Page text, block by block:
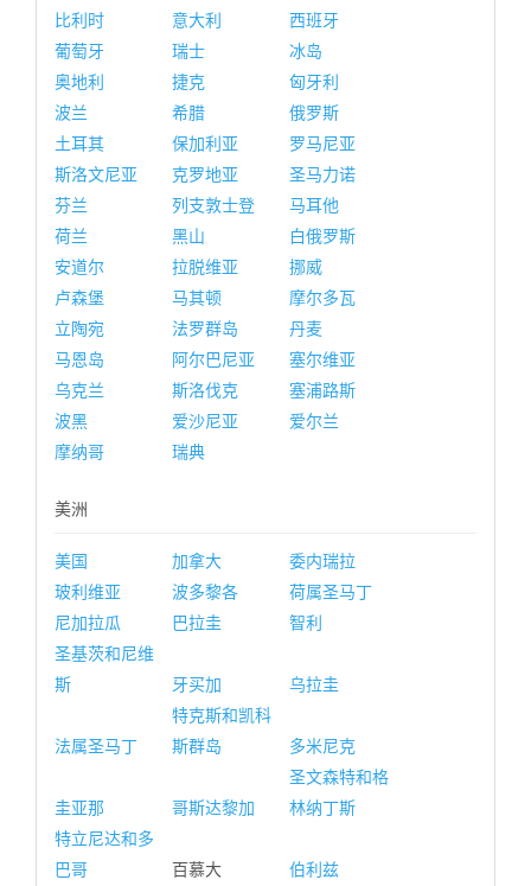
比利时
意大利
西班牙
葡萄牙
瑞士
冰岛
奥地利
捷克
匈牙利
波兰
希腊
俄罗斯
土耳其
保加利亚
罗马尼亚
斯洛文尼亚
克罗地亚
圣马力诺
芬兰
列支敦士登
马耳他
荷兰
黑山
白俄罗斯
安道尔
拉脱维亚
挪威
卢森堡
马其顿
摩尔多瓦
立陶宛
法罗群岛
丹麦
马恩岛
阿尔巴尼亚
塞尔维亚
乌克兰
斯洛伐克
塞浦路斯
波黑
爱沙尼亚
爱尔兰
摩纳哥
瑞典
美洲
美国 加拿大
委内瑞拉
玻利维亚
波多黎各
荷属圣马丁
尼加拉瓜
巴拉圭
智利
圣基茨和尼维
斯
牙买加 乌拉圭
法属圣马丁
特克斯和凯科
斯群岛
多米尼克
圭亚那 哥斯达黎加
圣文森特和格
林纳丁斯
特立尼达和多
巴哥
百慕大
伯利兹